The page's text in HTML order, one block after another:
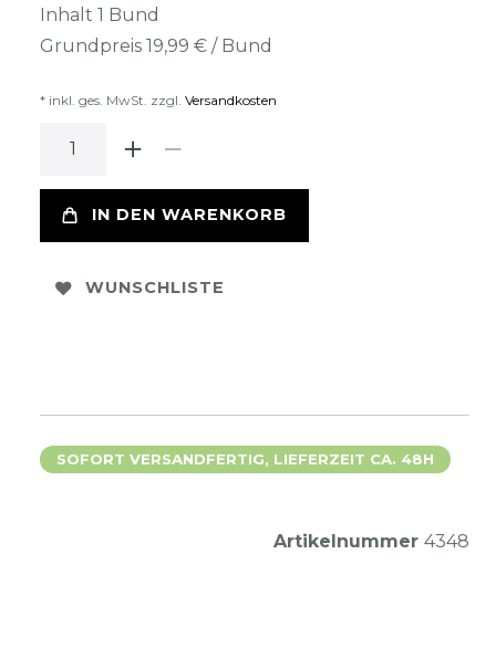
Inhalt 1 Bund
Grundpreis 19,99 € / Bund
* inkl. ges. MwSt. zzgl. Versandkosten
IN DEN WARENKORB
WUNSCHLISTE
SOFORT VERSANDFERTIG, LIEFERZEIT CA. 48H
Artikelnummer 4348